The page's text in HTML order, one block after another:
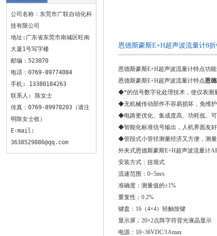
公司名称：东莞市广联自动化科
技有限公司
地址:广东省东莞市南城区旺南
大厦1号写字楼
邮编：523070
电话：0769-89774084
手机: 13380184263
联系人: 陈女士
传真：0769-89978203（请注
明陈女士收）
E-mail:
3638529886@qq.com
恩德斯豪斯E+H超声波流量计8
恩德斯豪斯E+H超声波流量计特点功能
恩德斯豪斯E+H超声波流量计特点恩
◆*的信号数字化处理技术，使仪表测
◆无机械传动部件不容易损坏，免维
◆电路更优化、集成度高、功耗低、
◆智能化标准信号输出，人机界面友
◆管段式小管径测量经济又方便，测
外夹式恩德斯豪斯E+H超声波流量计
安装方式：挂墙式
流速范围：0~5m/s
准确度：测量值的±1%
重复性：0.2%
键盘：16（4×4）轻触按键
显示屏：20×2点阵字符背光液晶显示
电源：10~36VDC/1Amax